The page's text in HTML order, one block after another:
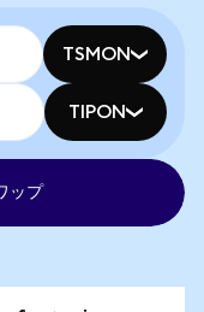
TSMON
TIPON
ップ